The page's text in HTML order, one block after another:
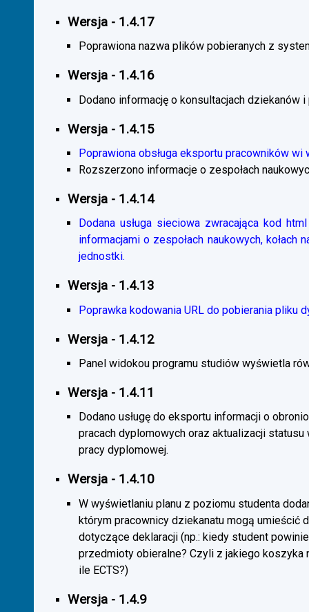
Wersja - 1.4.17
Poprawiona nazwa plików pobieranych z
Wersja - 1.4.16
Dodano informację o konsultacjach dziekanów
Wersja - 1.4.15
Poprawiona obsługa eksportu pracowników wi
Rozszerzono informacje o zespołach
Wersja - 1.4.14
Dodana usługa sieciowa zwracająca kod
informacjami o zespołach naukowych,
jednostki.
Wersja - 1.4.13
Poprawka kodowania URL do pobierania pliku
Wersja - 1.4.12
Panel widokou programu studiów wyświetla
Wersja - 1.4.11
Dodano usługę do eksportu informacji o
pracach dyplomowych oraz aktualizacji
pracy dyplomowej.
Wersja - 1.4.10
W wyświetlaniu planu z poziomu studenta
którym pracownicy dziekanatu mogą umieścić
dotyczące deklaracji (np.: kiedy student
przedmioty obieralne? Czyli z jakiego koszyka
ile ECTS?)
Wersja - 1.4.9